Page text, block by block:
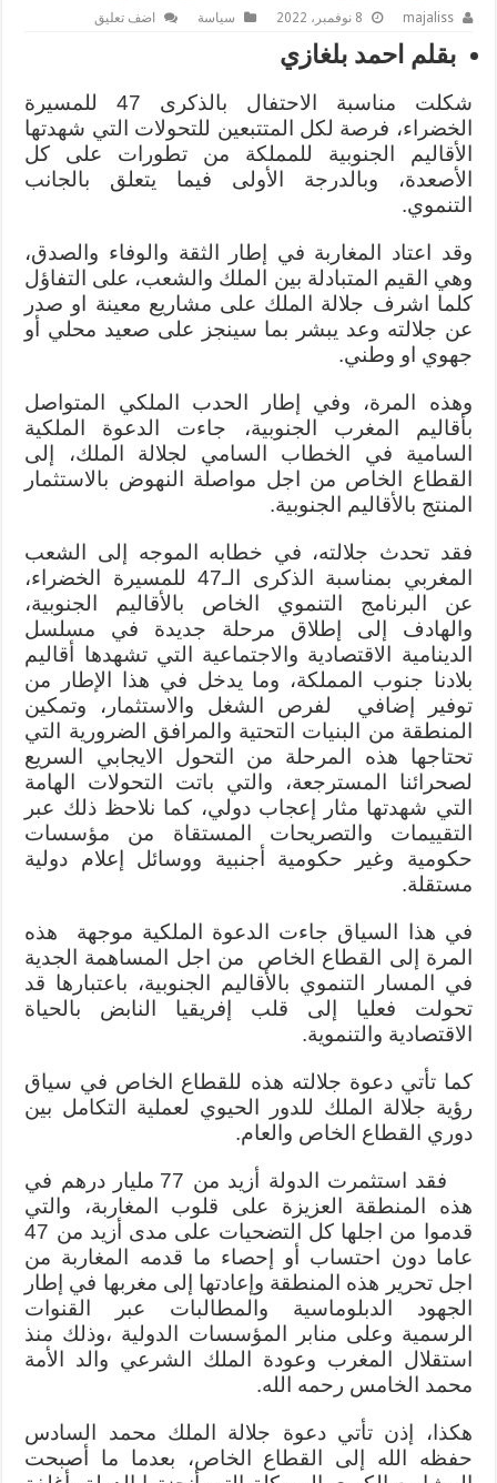
majaliss 8 نوفمبر، 2022 سياسة اضف تعليق
بقلم احمد بلغازي
شكلت مناسبة الاحتفال بالذكرى 47 للمسيرة
الخضراء، فرصة لكل المتتبعين للتحولات التي شهدتها
الأقاليم الجنوبية للمملكة من تطورات على كل
الأصعدة، وبالدرجة الأولى فيما يتعلق بالجانب
التنموي.
وقد اعتاد المغاربة في إطار الثقة والوفاء والصدق،
وهي القيم المتبادلة بين الملك والشعب، على التفاؤل
كلما اشرف جلالة الملك على مشاريع معينة او صدر
عن جلالته وعد يبشر بما سينجز على صعيد محلي أو
جهوي او وطني.
وهذه المرة، وفي إطار الحدب الملكي المتواصل
بأقاليم المغرب الجنوبية، جاءت الدعوة الملكية
السامية في الخطاب السامي لجلالة الملك، إلى
القطاع الخاص من اجل مواصلة النهوض بالاستثمار
المنتج بالأقاليم الجنوبية.
فقد تحدث جلالته، في خطابه الموجه إلى الشعب
المغربي بمناسبة الذكرى الـ47 للمسيرة الخضراء،
عن البرنامج التنموي الخاص بالأقاليم الجنوبية،
والهادف إلى إطلاق مرحلة جديدة في مسلسل
الدينامية الاقتصادية والاجتماعية التي تشهدها أقاليم
بلادنا جنوب المملكة، وما يدخل في هذا الإطار من
توفير إضافي لفرص الشغل والاستثمار، وتمكين
المنطقة من البنيات التحتية والمرافق الضرورية التي
تحتاجها هذه المرحلة من التحول الايجابي السريع
لصحرائنا المسترجعة، والتي باتت التحولات الهامة
التي شهدتها مثار إعجاب دولي، كما نلاحظ ذلك عبر
التقييمات والتصريحات المستقاة من مؤسسات
حكومية وغير حكومية أجنبية ووسائل إعلام دولية
مستقلة.
في هذا السياق جاءت الدعوة الملكية موجهة هذه
المرة إلى القطاع الخاص من اجل المساهمة الجدية
في المسار التنموي بالأقاليم الجنوبية، باعتبارها قد
تحولت فعليا إلى قلب إفريقيا النابض بالحياة
الاقتصادية والتنموية.
كما تأتي دعوة جلالته هذه للقطاع الخاص في سياق
رؤية جلالة الملك للدور الحيوي لعملية التكامل بين
دوري القطاع الخاص والعام.
فقد استثمرت الدولة أزيد من 77 مليار درهم في
هذه المنطقة العزيزة على قلوب المغاربة، والتي
قدموا من اجلها كل التضحيات على مدى أزيد من 47
عاما دون احتساب أو إحصاء ما قدمه المغاربة من
اجل تحرير هذه المنطقة وإعادتها إلى مغربها في إطار
الجهود الدبلوماسية والمطالبات عبر القنوات
الرسمية وعلى منابر المؤسسات الدولية ،وذلك منذ
استقلال المغرب وعودة الملك الشرعي والد الأمة
محمد الخامس رحمه الله.
هكذا، إذن تأتي دعوة جلالة الملك محمد السادس
حفظه الله إلى القطاع الخاص، بعدما ما أصبحت